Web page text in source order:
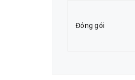
Đóng gói